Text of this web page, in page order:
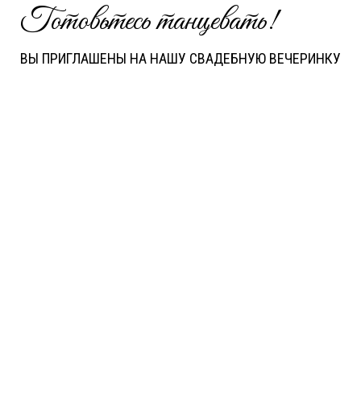
Готовьтесь танцевать!
ВЫ ПРИГЛАШЕНЫ НА НАШУ СВАДЕБНУЮ ВЕЧЕРИНКУ